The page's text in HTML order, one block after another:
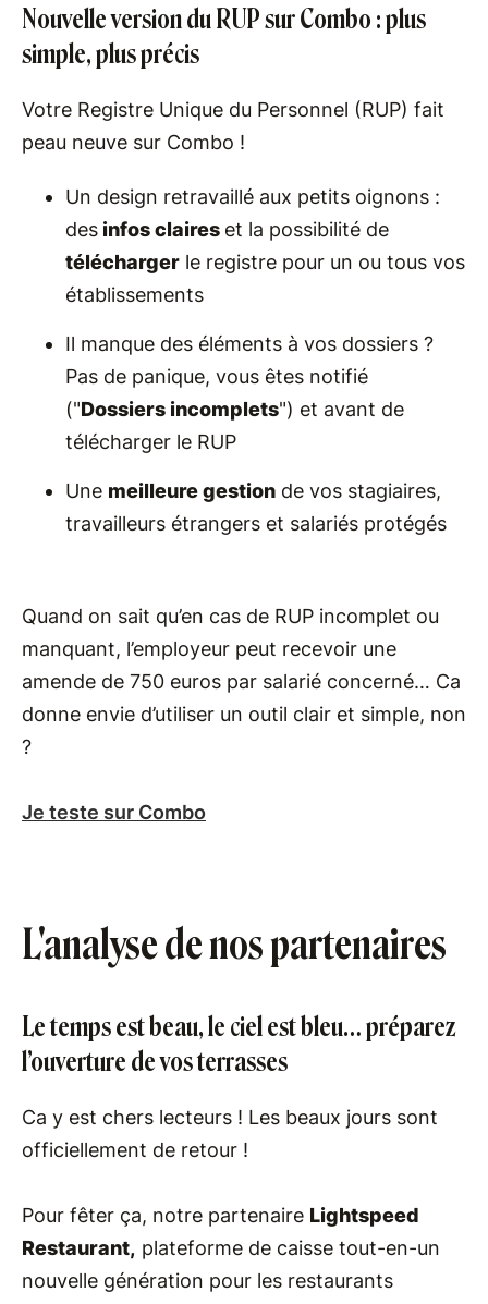
Nouvelle version du RUP sur Combo : plus
simple, plus précis
Votre Registre Unique du Personnel (RUP) fait
peau neuve sur Combo !
Un design retravaillé aux petits oignons :
des infos claires et la possibilité de
télécharger le registre pour un ou tous vos
établissements
Il manque des éléments à vos dossiers ?
Pas de panique, vous êtes notifié
("Dossiers incomplets") et avant de
télécharger le RUP
Une meilleure gestion de vos stagiaires,
travailleurs étrangers et salariés protégés
Quand on sait qu’en cas de RUP incomplet ou
manquant, l’employeur peut recevoir une
amende de 750 euros par salarié concerné… Ca
donne envie d’utiliser un outil clair et simple, non
?
Je teste sur Combo
L'analyse de nos partenaires
Le temps est beau, le ciel est bleu… préparez
l’ouverture de vos terrasses
Ca y est chers lecteurs ! Les beaux jours sont
officiellement de retour !
Pour fêter ça, notre partenaire Lightspeed
Restaurant, plateforme de caisse tout-en-un
nouvelle génération pour les restaurants